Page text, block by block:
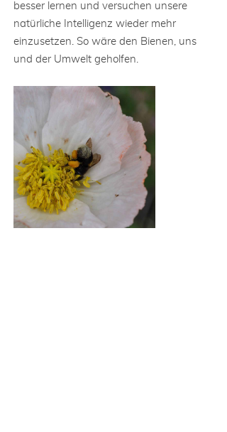
besser lernen und versuchen unsere
natürliche Intelligenz wieder mehr
einzusetzen. So wäre den Bienen, uns
und der Umwelt geholfen.